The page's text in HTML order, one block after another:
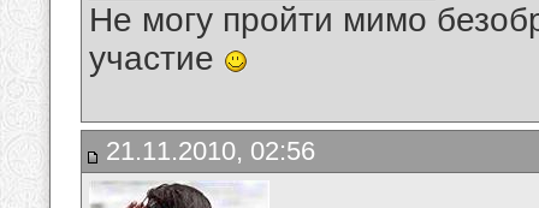
Не могу пройти мимо
участие
21.11.2010, 02:56